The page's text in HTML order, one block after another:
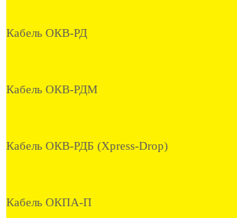
Кабель ОКВ-РД
Кабель ОКВ-РДМ
Кабель ОКВ-РДБ (Xpress-Drop)
Кабель ОКПА-П